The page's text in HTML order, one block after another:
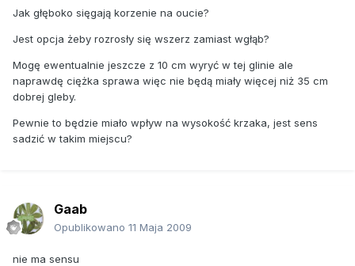
Jak głęboko sięgają korzenie na oucie?
Jest opcja żeby rozrosły się wszerz zamiast wgłąb?
Mogę ewentualnie jeszcze z 10 cm wyryć w tej glinie ale
naprawdę ciężka sprawa więc nie będą miały więcej niż 35 cm
dobrej gleby.
Pewnie to będzie miało wpływ na wysokość krzaka, jest sens
sadzić w takim miejscu?
Gaab
Opublikowano 11 Maja 2009
nie ma sensu